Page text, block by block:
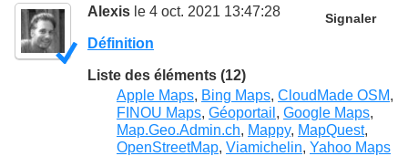
Alexis le 4 oct. 2021 13:47:28 Signaler
Définition
Liste des éléments (12)
Apple Maps, Bing Maps, CloudMade OSM,
FINOU Maps, Géoportail , Google Maps,
Map.Geo.Admin.ch, Mappy, MapQuest,
OpenStreetMap, Viamichelin, Yahoo Maps